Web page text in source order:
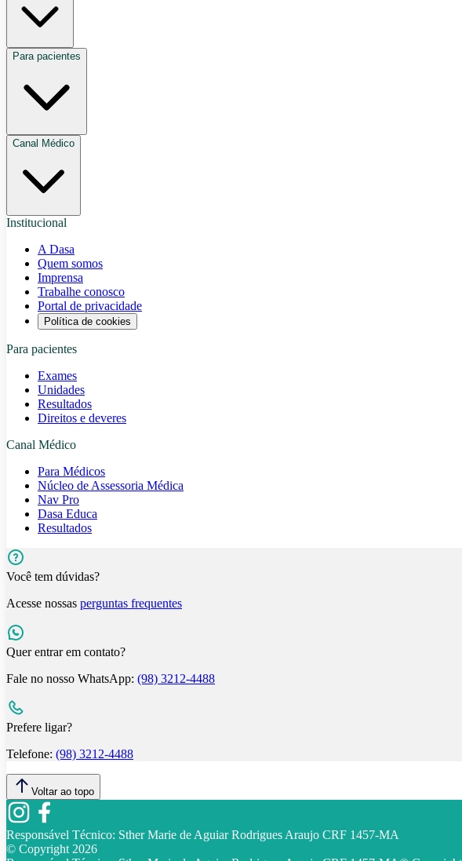
Para pacientes
Canal Médico
Institucional
A Dasa
Quem somos
Imprensa
Trabalhe conosco
Portal de privacidade
Política de cookies
Para pacientes
Exames
Unidades
Resultados
Direitos e deveres
Canal Médico
Para Médicos
Núcleo de Assessoria Médica
Nav Pro
Dasa Educa
Resultados
Você tem dúvidas?
Acesse nossas perguntas frequentes
Quer entrar em contato?
Fale no nosso WhatsApp: (98) 3212-4488
Prefere ligar?
Telefone: (98) 3212-4488
Voltar ao topo
Responsável Técnico: Sther Marie de Aguiar Rodrigues Araujo CRF 1457-MA
© Copyright 2026